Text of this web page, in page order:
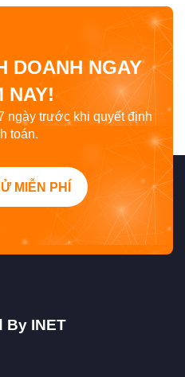
DOANH NGAY
NAY!
ngày trước khi quyết định
toán.
MIỄN PHÍ
By INET